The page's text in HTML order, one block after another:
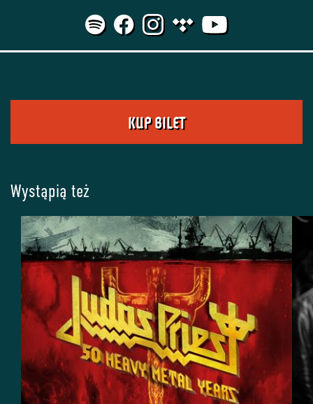
KUP BILET
Wystąpią też